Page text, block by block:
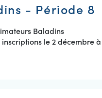
- Période 8
Baladins
le 2 décembre à